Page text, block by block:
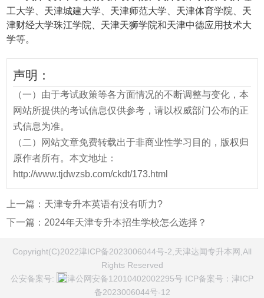
工大学、天津城建大学、天津师范大学、天津体育学院、天
津财经大学珠江学院、天津天狮学院和天津中德应用技术大
学等。
声明：
（一）由于考试政策等各方面情况的不断调整与变化，本
网站所提供的考试信息仅供参考，请以权威部门公布的正
式信息为准。
（二）网站文章免费转载出于非商业性学习目的，版权归
原作者所有。本文地址：
http://www.tjdwzsb.com/ckdt/173.html
上一篇： 天津专升本英语有没有听力?
下一篇： 2024年天津专升本招生学校怎么选择？
Copyright(C)2022津ICP备2023006044号-2,天津达闻专升本网,All
Rights Reserved
公安备案号:
津公网安备12010402002295号 ICP备案号： 津ICP
备2023006044号-12